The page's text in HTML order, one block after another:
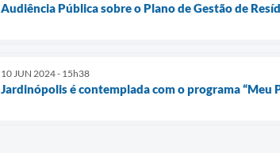
Audiência Pública sobre o Plano de Gestão de
10 JUN 2024 - 15h38
Jardinópolis é contemplada com o programa “Meu